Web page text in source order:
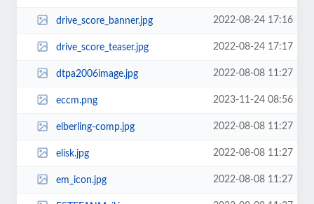
drive_score_banner.jpg 2022-08-24 17:16
drive_score_teaser.jpg 2022-08-24 17:17
dtpa2006image.jpg 2022-08-08 11:27
eccm.png 2023-11-24 08:56
elberling-comp.jpg 2022-08-08 11:27
elisk.jpg 2022-08-08 11:27
em_icon.jpg 2022-08-08 11:27